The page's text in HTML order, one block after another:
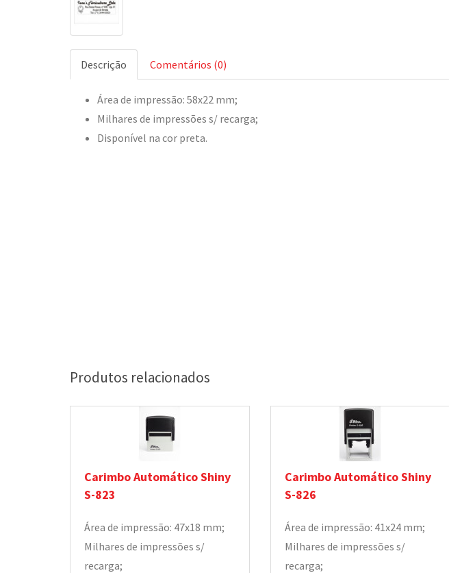
Descrição Comentários (0)
Área de impressão: 58x22 mm;
Milhares de impressões s/ recarga;
Disponível na cor preta.
Produtos relacionados
Carimbo Automático Shiny
S-823
Área de impressão: 47x18 mm;
Milhares de impressões s/
recarga;
Carimbo Automático Shiny
S-826
Área de impressão: 41x24 mm;
Milhares de impressões s/
recarga;